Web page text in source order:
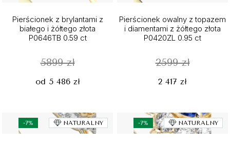
Pierścionek z brylantami z
białego i żółtego złota
P0646TB 0.59 ct
5899 zł
od 5 486 zł
Pierścionek owalny z topazem
i diamentami z żółtego złota
P0420ZL 0.95 ct
2599 zł
2 417 zł
-7% NATURALNY -7% NATURALNY